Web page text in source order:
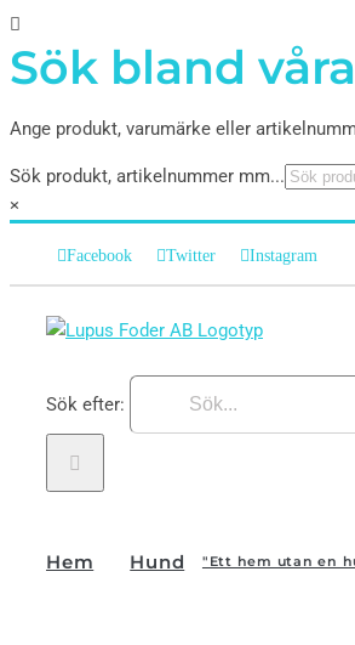
Sök bland
Ange produkt, varumärke eller
Sök produkt, artikelnummer mm...
×
Facebook Twitter Instagram
Sök efter:
Hem Hund "Ett hem utan en